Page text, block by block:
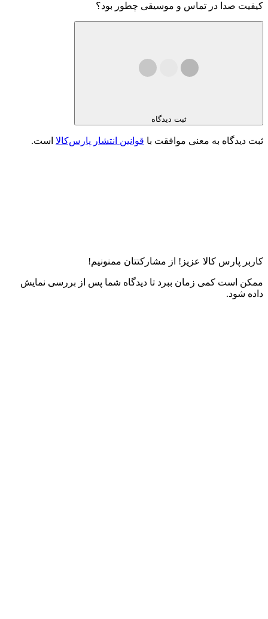
کیفیت صدا در تماس و موسیقی چطور بود؟
ثبت دیدگاه
ثبت دیدگاه به معنی موافقت با قوانین انتشار پارس‌کالا است.
کاربر پارس کالا عزیز! از مشارکتتان ممنونیم!
ممکن است کمی زمان ببرد تا دیدگاه شما پس از بررسی نمایش
داده شود.